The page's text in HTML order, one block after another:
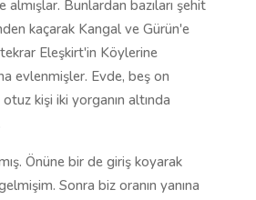
Bunlardan bazıları şehit
kaçarak Kangal ve Gürün'e
Eleşkirt'in Köylerine
evlenmişler. Evde, beş on
kişi iki yorganın altında
Önüne bir de giriş koyarak
Sonra biz oranın yanına